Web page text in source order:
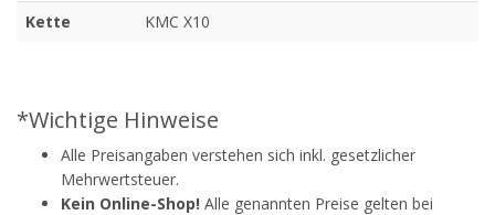
Kette
KMC X10
*Wichtige Hinweise
Alle Preisangaben verstehen sich inkl. gesetzlicher
Mehrwertsteuer.
Kein Online-Shop! Alle genannten Preise gelten bei